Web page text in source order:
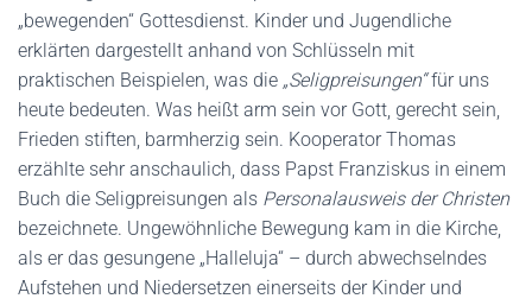
„bewegenden“ Gottesdienst. Kinder und Jugendliche
erklärten dargestellt anhand von Schlüsseln mit
praktischen Beispielen, was die „Seligpreisungen“für uns
heute bedeuten. Was heißt arm sein vor Gott, gerecht sein,
Frieden stiften, barmherzig sein. Kooperator Thomas
erzählte sehr anschaulich, dass Papst Franziskus in einem
Buch die Seligpreisungen als Personalausweis der Christen
bezeichnete. Ungewöhnliche Bewegung kam in die Kirche,
als er das gesungene „Halleluja“ – durch abwechselndes
Aufstehen und Niedersetzen einerseits der Kinder und